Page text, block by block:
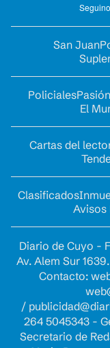
San Juan
Policiales
El
Cartas del
Clasificados
Avisos
Diario de Cuyo -
Av. Alem Sur
Contacto:
/
264 5045343 -
Secretario de